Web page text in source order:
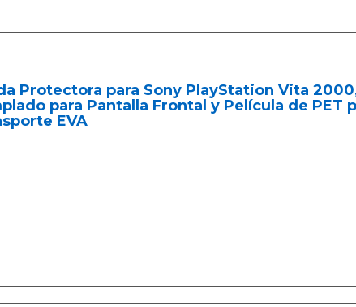
Protectora para Sony PlayStation Vita
para Pantalla Frontal y Película de PET
EVA